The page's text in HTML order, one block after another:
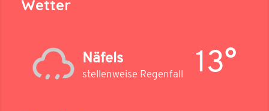
Wetter
Näfels
stellenweise Regenfall 13°